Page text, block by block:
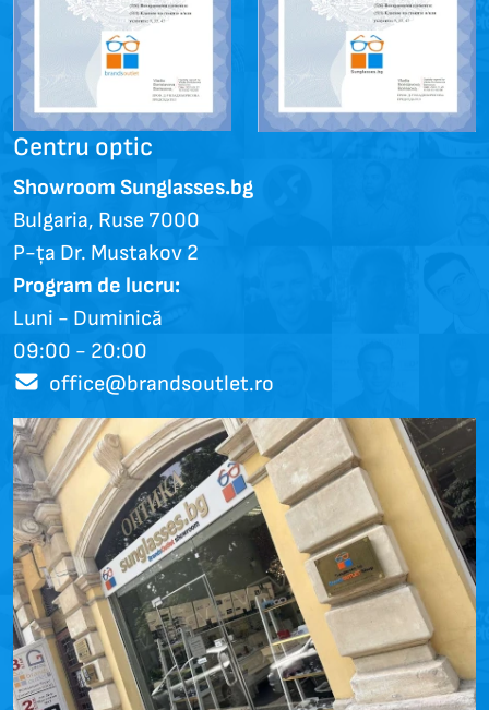
Centru optic
Showroom Sunglasses.bg
Bulgaria, Ruse 7000
P-ța Dr. Mustakov 2
Program de lucru:
Luni - Duminică
09:00 - 20:00
office@brandsoutlet.ro